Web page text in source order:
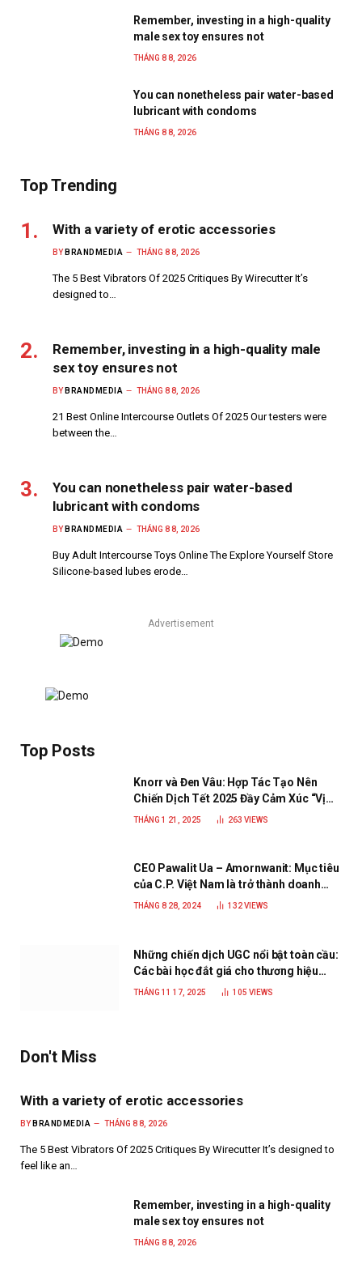
Remember, investing in a high-quality
male sex toy ensures not
THÁNG 8 8, 2026
You can nonetheless pair water-based
lubricant with condoms
THÁNG 8 8, 2026
Top Trending
With a variety of erotic accessories
BY BRANDMEDIA THÁNG 8 8, 2026
The 5 Best Vibrators Of 2025 Critiques By Wirecutter It’s
designed to…
Remember, investing in a high-quality male
sex toy ensures not
BY BRANDMEDIA THÁNG 8 8, 2026
21 Best Online Intercourse Outlets Of 2025 Our testers were
between the…
You can nonetheless pair water-based
lubricant with condoms
BY BRANDMEDIA THÁNG 8 8, 2026
Buy Adult Intercourse Toys Online The Explore Yourself Store
Silicone-based lubes erode…
Advertisement
Top Posts
Knorr và Đen Vâu: Hợp Tác Tạo Nên
Chiến Dịch Tết 2025 Đầy Cảm Xúc “Vị
Nhà”
THÁNG 1 21, 2025 263 VIEWS
CEO Pawalit Ua – Amornwanit: Mục tiêu
của C.P. Việt Nam là trở thành doanh
nghiệp xanh, phát triển bền vững
THÁNG 8 28, 2024 132VIEWS
Những chiến dịch UGC nổi bật toàn cầu:
Các bài học đắt giá cho thương hiệu
năm 2025
THÁNG 11 17, 2025 105 VIEWS
Don't Miss
With a variety of erotic accessories
BY BRANDMEDIA THÁNG 8 8, 2026
The 5 Best Vibrators Of 2025 Critiques By Wirecutter It’s designed to
feel like an…
Remember, investing in a high-quality
male sex toy ensures not
THÁNG 8 8, 2026